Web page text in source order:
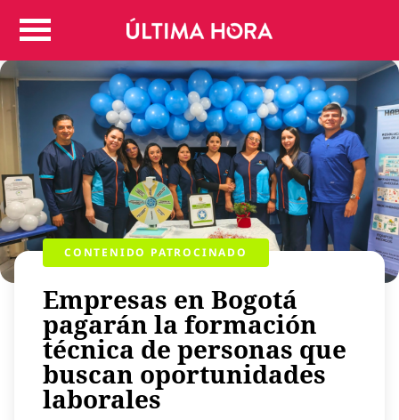
Judicial
Politica
Regiones
Deportes
Positivas
Entretenimiento
Vida
Mundo
Virales
Tecnología
Economía
Estilo de vida
Contenido patrocinado
CONTENIDO PATROCINADO
Empresas en Bogotá
pagarán la formación
técnica de personas que
buscan oportunidades
laborales